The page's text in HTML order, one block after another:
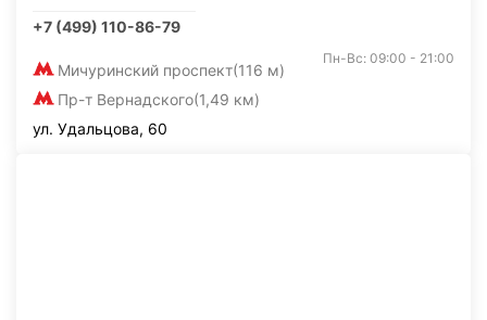
+7 (499) 110-86-79
Мичуринский проспект(116 м)
Пр-т Вернадского(1,49 км)
Пн-Вс: 09:00 - 21:00
ул. Удальцова, 60